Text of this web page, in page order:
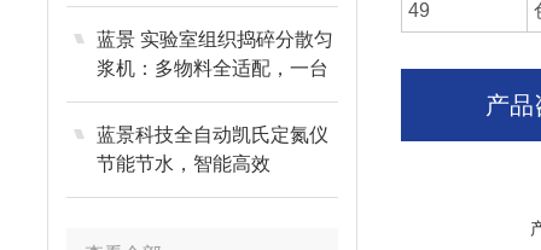
蓝景 实验室组织捣碎分散匀
浆机：多物料全适配，一台
设备搞定复杂样品处理
蓝景科技全自动凯氏定氮仪
节能节水，智能高效
49
产品